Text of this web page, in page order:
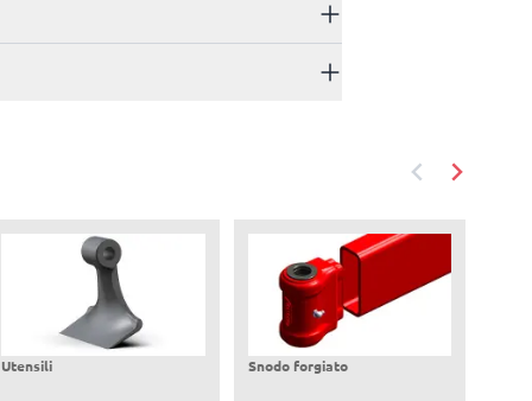
Utensili Snodo forgiato